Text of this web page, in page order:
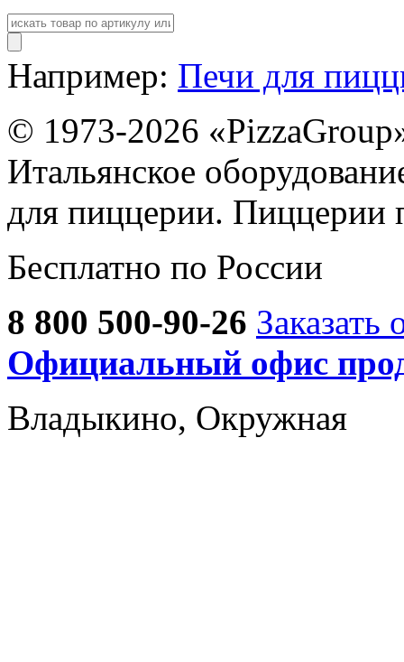
Например: Печи для
© 1973-2026
Итальянское
для пиццерии. Пиццерии
Бесплатно по России
8 800 500-90-26 Заказать
Официальный офис
Владыкино, Окружная